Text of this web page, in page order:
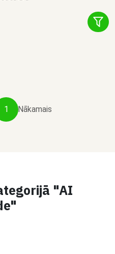
1 Nākamais
"AI